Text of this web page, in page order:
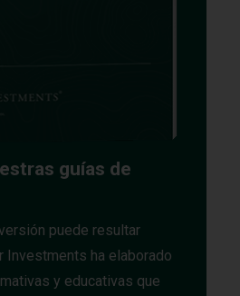
guías de
puede resultar
Investments ha elaborado
y educativas que